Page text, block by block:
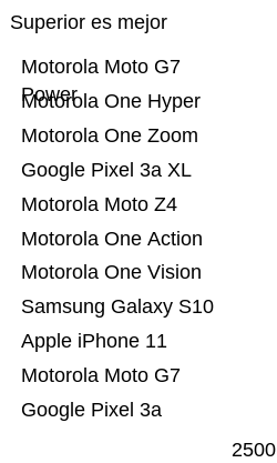
Superior es mejor
Google Pixel 3a
Motorola Moto G7
Apple iPhone 11
Samsung Galaxy S10
Motorola One Vision
Motorola One Action
Motorola Moto Z4
Google Pixel 3a XL
Motorola One Zoom
Motorola One Hyper
Motorola Moto G7
Power
2500